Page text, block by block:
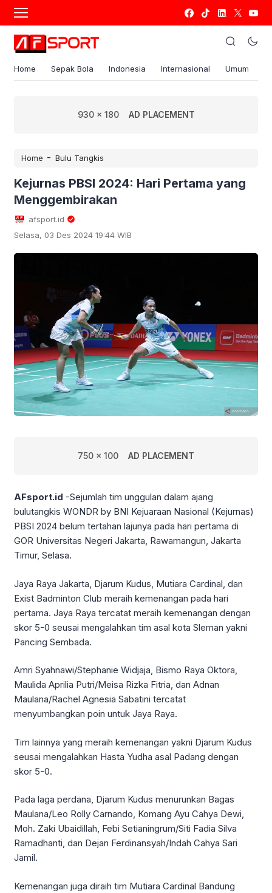
Home Sepak Bola Indonesia Internasional Umum
930 x 180 AD PLACEMENT
Home - Bulu Tangkis
Kejurnas PBSI 2024: Hari Pertama yang
Menggembirakan
afsport.id
Selasa, 03 Des 2024 19:44 WIB
750 x 100 AD PLACEMENT
AFsport.id -Sejumlah tim unggulan dalam ajang
bulutangkis WONDR by BNI Kejuaraan Nasional (Kejurnas)
PBSI 2024 belum tertahan lajunya pada hari pertama di
GOR Universitas Negeri Jakarta, Rawamangun, Jakarta
Timur, Selasa.
Jaya Raya Jakarta, Djarum Kudus, Mutiara Cardinal, dan
Exist Badminton Club meraih kemenangan pada hari
pertama. Jaya Raya tercatat meraih kemenangan dengan
skor 5-0 seusai mengalahkan tim asal kota Sleman yakni
Pancing Sembada.
Amri Syahnawi/Stephanie Widjaja, Bismo Raya Oktora,
Maulida Aprilia Putri/Meisa Rizka Fitria, dan Adnan
Maulana/Rachel Agnesia Sabatini tercatat
menyumbangkan poin untuk Jaya Raya.
Tim lainnya yang meraih kemenangan yakni Djarum Kudus
seusai mengalahkan Hasta Yudha asal Padang dengan
skor 5-0.
Pada laga perdana, Djarum Kudus menurunkan Bagas
Maulana/Leo Rolly Carnando, Komang Ayu Cahya Dewi,
Moh. Zaki Ubaidillah, Febi Setianingrum/Siti Fadia Silva
Ramadhanti, dan Dejan Ferdinansyah/Indah Cahya Sari
Jamil.
Kemenangan juga diraih tim Mutiara Cardinal Bandung